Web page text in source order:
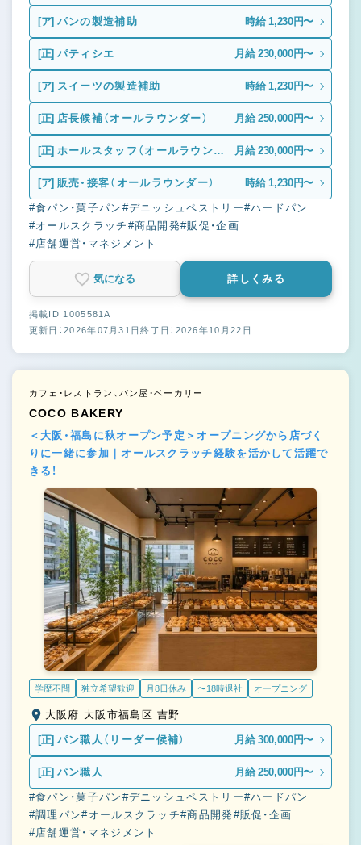
[ア] パンの製造補助 時給 1,230円〜
[正] パティシエ 月給 230,000円〜
[ア] スイーツの製造補助 時給 1,230円〜
[正] 店長候補（オールラウンダー） 月給 250,000円〜
[正] ホールスタッフ（オールラウンダ
ー）
月給 230,000円〜
[ア] 販売・接客（オールラウンダー） 時給 1,230円〜
#食パン・菓子パン #デニッシュペストリー#ハードパン
#オールスクラッチ #商品開発#販促・企画
#店舗運営・マネジメント
気になる 詳しくみる
掲載ID 1005581A
更新日：2026年07月31日終了日：2026年10月22日
カフェ・レストラン、パン屋・ベーカリー
COCO BAKERY
＜大阪・福島に秋オープン予定＞オープニングから店づく
りに一緒に参加｜オールスクラッチ経験を活かして活躍で
きる！
学歴不問 独立希望歓迎 月8日休み 〜18時退社 オープニング
大阪府 大阪市福島区 吉野
[正] パン職人（リーダー候補） 月給 300,000円〜
[正] パン職人 月給 250,000円〜
#食パン・菓子パン #デニッシュペストリー#ハードパン
#調理パン#オールスクラッチ#商品開発#販促・企画
#店舗運営・マネジメント